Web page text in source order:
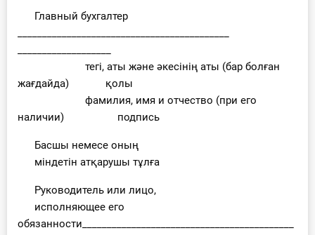
Главный бухгалтер
тегі, аты және әкесінің аты (бар болған
жағдайда) қолы
фамилия, имя и отчество (при его
наличии) подпись
Басшы немесе оның
міндетін атқарушы тұлға
Руководитель или лицо,
исполняющее его
обязанности___________________________________________